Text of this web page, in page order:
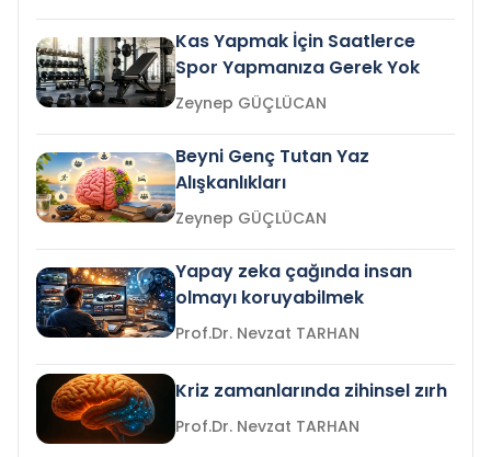
Kas Yapmak İçin Saatlerce
Spor Yapmanıza Gerek Yok
Zeynep GÜÇLÜCAN
Beyni Genç Tutan Yaz
Alışkanlıkları
Zeynep GÜÇLÜCAN
Yapay zeka çağında insan
olmayı koruyabilmek
Prof.Dr. Nevzat TARHAN
Kriz zamanlarında zihinsel zırh
Prof.Dr. Nevzat TARHAN